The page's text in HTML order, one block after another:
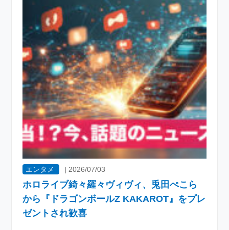
エンタメ |2026/07/03
ホロライブ綺々羅々ヴィヴィ、兎田ぺこら
から『ドラゴンボールZ KAKAROT』をプレ
ゼントされ歓喜